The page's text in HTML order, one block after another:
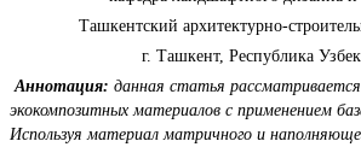
Ташкентский архитектурно-
г. Ташкент, Республика
Аннотация: данная статья
экокомпозитных материалов с применением
Используя материал матричного и